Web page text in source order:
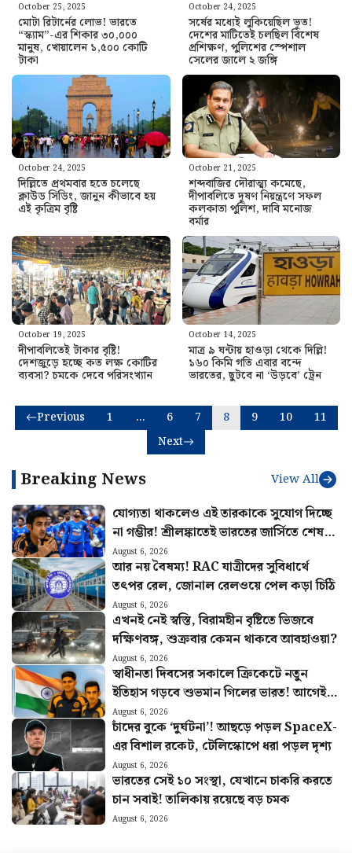
October 25, 2025
মোটা রিটার্নের লোভ! ভারতে
“স্ক্যাম”-এর শিকার ৩০,০০০
মানুষ, খোয়ালেন ১,৫০০ কোটি
টাকা
October 24, 2025
সর্ষের মধ্যেই লুকিয়েছিল ভূত!
দেশের মাটিতেই চলছিল বিশেষ
প্রশিক্ষণ, পুলিশের স্পেশাল
সেলের জালে ২ জঙ্গি
October 24, 2025
দিল্লিতে প্রথমবার হতে চলেছে
ক্লাউড সিডিং, জানুন কীভাবে হয়
এই কৃত্রিম বৃষ্টি
October 21, 2025
শব্দবাজির দৌরাত্ম্য কমেছে,
দীপাবলিতে দূষণ নিয়ন্ত্রণে সফল
কলকাতা পুলিশ, দাবি মনোজ
বর্মার
October 19, 2025
দীপাবলিতেই টাকার বৃষ্টি!
দেশজুড়ে হচ্ছে কত লক্ষ কোটির
ব্যবসা? চমকে দেবে পরিসংখ্যান
October 14, 2025
মাত্র ৯ ঘন্টায় হাওড়া থেকে দিল্লি!
১৬০ কিমি গতি এবার বন্দে
ভারতের, ছুটবে না ‘উড়বে’ ট্রেন
Previous 1 … 6 7 8 9 10
11
Next
Breaking News View All
যোগ্যতা থাকলেও এই তারকাকে সুযোগ দিচ্ছে
না গম্ভীর! শ্রীলঙ্কাতেই ভারতের জার্সিতে শেষ
ম্যাচ খেলবেন এই ক্রিকেটার?
August 6, 2026
আর নয় বৈষম্য! RAC যাত্রীদের সুবিধার্থে
তৎপর রেল, জোনাল রেলওয়ে পেল কড়া চিঠি
August 6, 2026
এখনই নেই স্বস্তি, বিরামহীন বৃষ্টিতে ভিজবে
দক্ষিণবঙ্গ, শুক্রবার কেমন থাকবে আবহাওয়া?
August 6, 2026
স্বাধীনতা দিবসের সকালে ক্রিকেটে নতুন
ইতিহাস গড়বে শুভমান গিলের ভারত! আগেই
হুঙ্কার ছাড়লেন গম্ভীর
August 6, 2026
চাঁদের বুকে ‘দুর্ঘটনা’! আছড়ে পড়ল SpaceX-
এর বিশাল রকেট, টেলিস্কোপে ধরা পড়ল দৃশ্য
August 6, 2026
ভারতের সেই ১০ সংস্থা, যেখানে চাকরি করতে
চান সবাই! তালিকায় রয়েছে বড় চমক
August 6, 2026